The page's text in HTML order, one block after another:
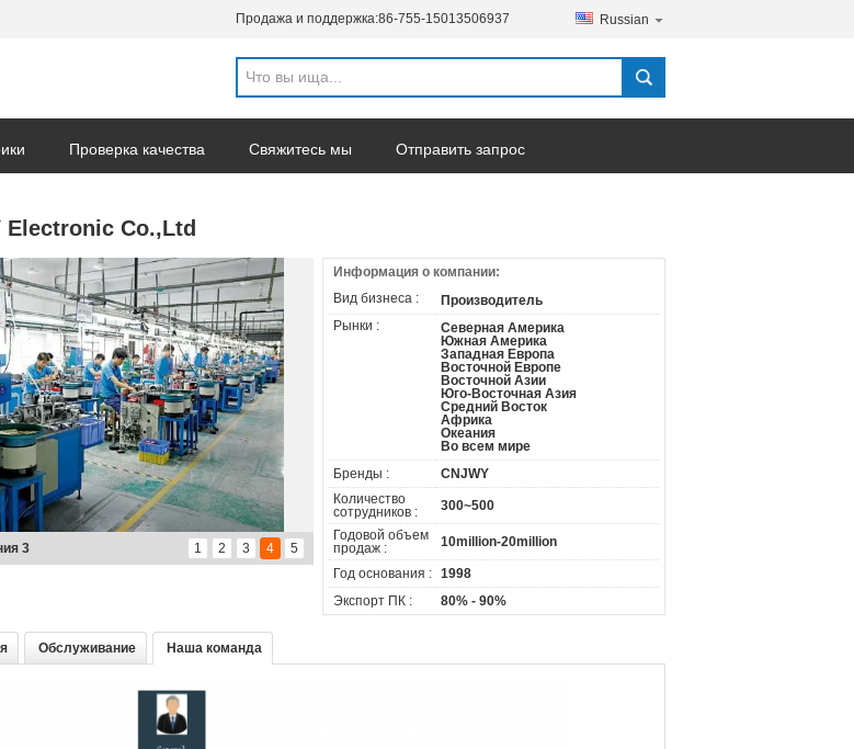
Продажа и поддержка:86-755-15013506937 Russian
Проверка качества Свяжитесь мы Отправить запрос
Electronic Co.,Ltd
1 2 3 4 5
3
Информация о компании:
Вид бизнеса :
Производитель
Рынки :
Северная Америка
Южная Америка
Западная Европа
Восточной Европе
Восточной Азии
Юго-Восточная Азия
Средний Восток
Африка
Океания
Во всем мире
Бренды :
CNJWY
Количество
сотрудников :
300~500
Годовой объем
продаж :
10million-20million
Год основания : 1998
Экспорт ПК :
80% - 90%
Обслуживание Наша команда